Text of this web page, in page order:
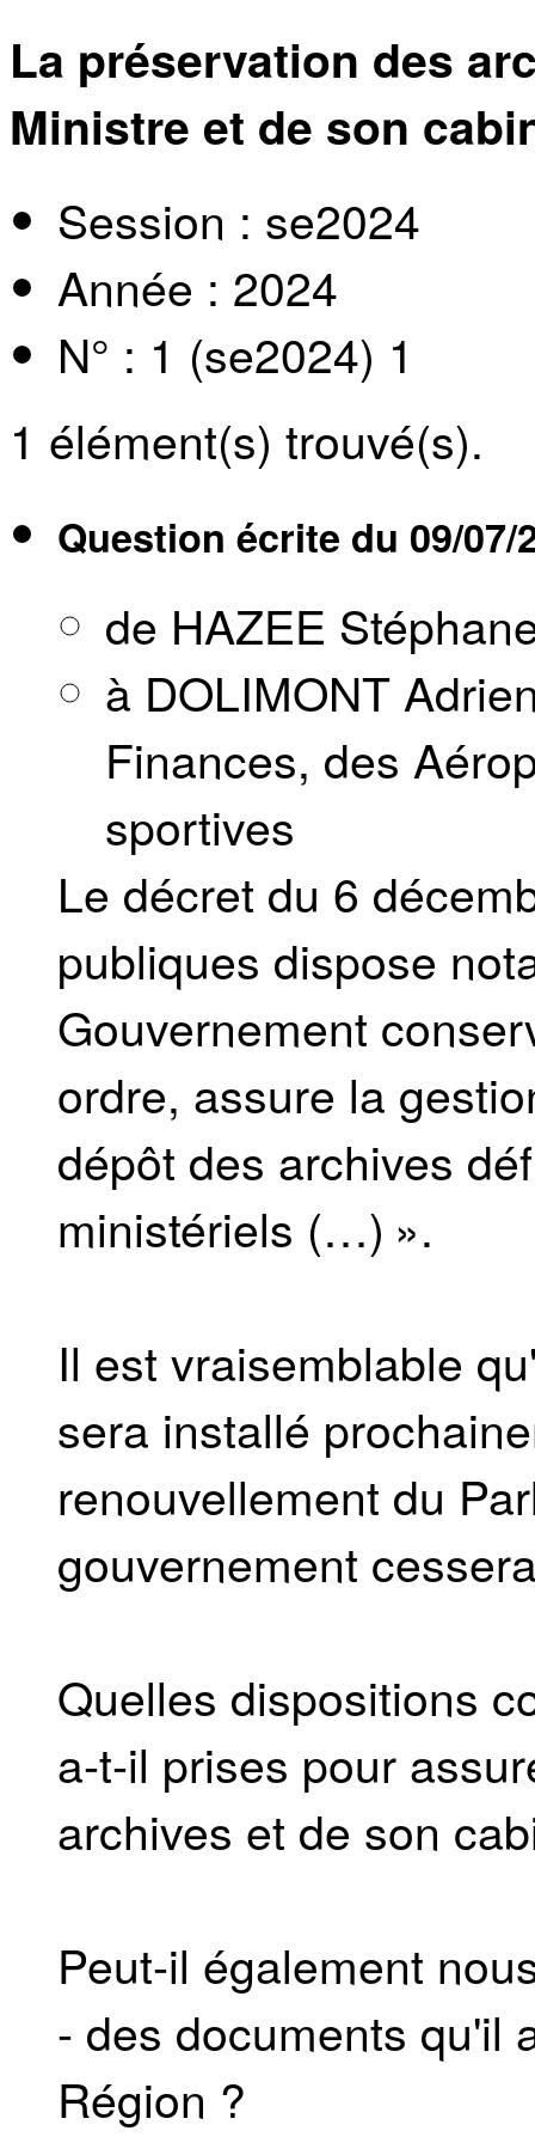
La préservation des
Ministre et de son
Session : se2024
Année : 2024
N° : 1 (se2024) 1
1 élément(s) trouvé(s).
Question écrite du 09/07/
de HAZEE
à DOLIMONT
Finances, des
sportives
Le décret du 6
publiques dispose
Gouvernement
ordre, assure la
dépôt des archives
ministériels (…) ».
Il est vraisemblable
sera installé
renouvellement du
gouvernement
Quelles dispositions
a-t-il prises pour
archives et de son
Peut-il également
- des documents qu'il
Région ?